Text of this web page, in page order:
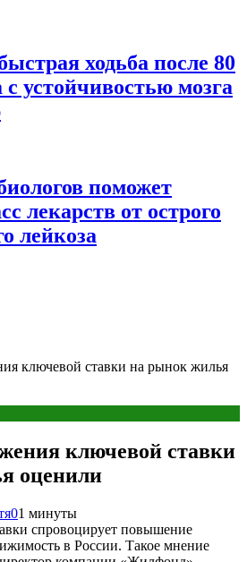
ходьба после 80
с устойчивостью мозга
поможет
лекарств от острого
лейкоза
ключевой ставки на рынок жилья
ключевой ставки
оценили
01 минуты
спровоцирует повышение
в России. Такое мнение